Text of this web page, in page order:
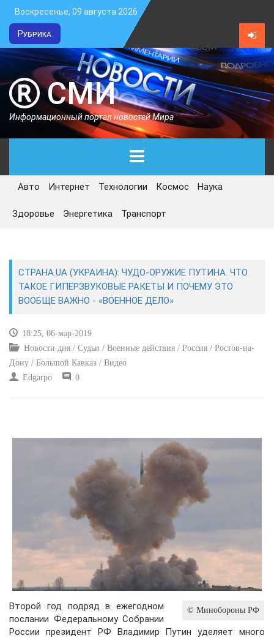
Воскресенье, 09 августа 2026
Рубрика
СМИ
Информационный портал новостей Мира
ГЛАВНАЯ
СЕГОДНЯ
ЭКОНОМИКА
СПОРТ
ВОЕННЫЕ ДЕЙСТВИЯ
Авто Интернет Технологии Космос Наука
Здоровье Энергетика Транспорт
СТРАНА.UA (УКРАИНА): ЧУДО-ОРУЖИЕ ПУТИНА. ЧТО
ТАКОЕ ГИПЕРЗВУКОВЫЕ РАКЕТЫ И ПОЧЕМУ ЭТО
ВООБЩЕ ВАЖНО - «ВОЕННОЕ ДЕЛО»
18:25, 06-мар-2019
Новости дня / Судьи / Военные действия / Россия / Ростов-на-
Дону / Большой Кавказ / Видео
Edgarpo
0
© Минобороны РФ
Второй год подряд в ежегодном
послании Федеральному Собрании
России президент РФ Владимир Путин уделяет много